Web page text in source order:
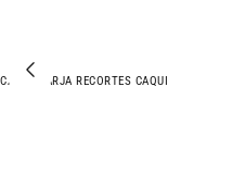
- 50% OFF
CALCA SARJA RECORTES CAQUI